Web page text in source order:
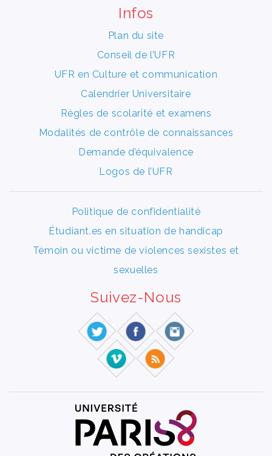
Infos
Plan du site
Conseil de l’UFR
UFR en Culture et communication
Calendrier Universitaire
Règles de scolarité et examens
Modalités de contrôle de connaissances
Demande d’équivalence
Logos de l’UFR
Politique de confidentialité
Étudiant.es en situation de handicap
Témoin ou victime de violences sexistes et
sexuelles
Suivez-Nous